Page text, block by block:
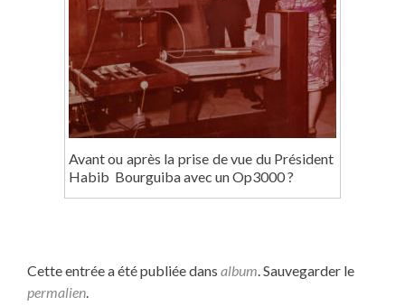
Avant ou après la prise de vue du Président
Habib Bourguiba avec un Op3000 ?
Cette entrée a été publiée dans album . Sauvegarder le
permalien